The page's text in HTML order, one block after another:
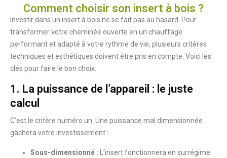
Comment choisir son insert à bois ?
Investir dans un insert à bois ne se fait pas au hasard. Pour
transformer votre cheminée ouverte en un chauffage
performant et adapté à votre rythme de vie, plusieurs critères
techniques et esthétiques doivent être pris en compte. Voici les
clés pour faire le bon choix.
1. La puissance de l’appareil : le juste
calcul
C’est le critère numéro un. Une puissance mal dimensionnée
gâchera votre investissement :
Sous-dimensionné : L’insert fonctionnera en surrégime